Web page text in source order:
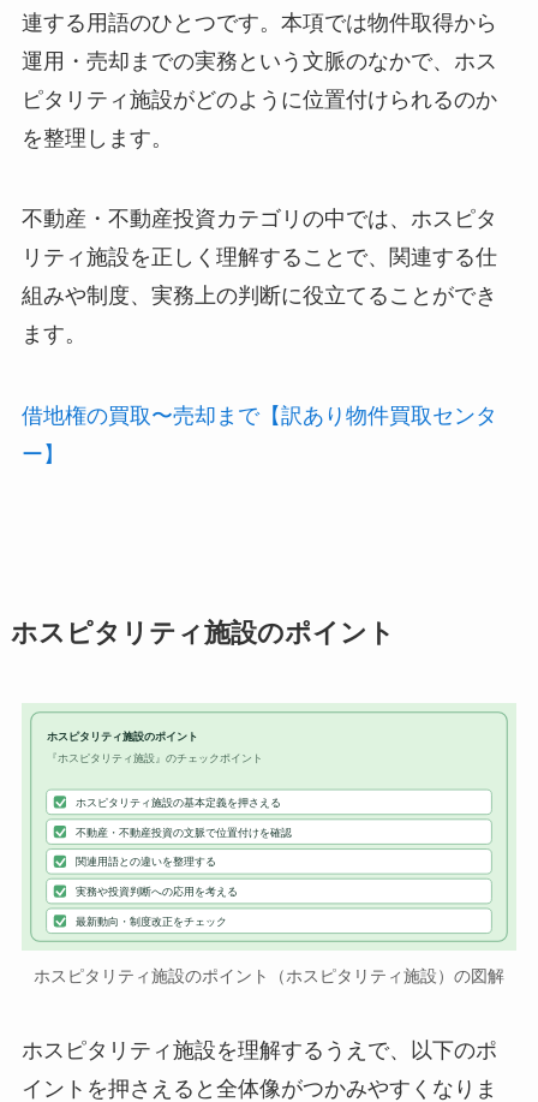
連する用語のひとつです。本項では物件取得から
運用・売却までの実務という文脈のなかで、ホス
ピタリティ施設がどのように位置付けられるのか
を整理します。
不動産・不動産投資カテゴリの中では、ホスピタ
リティ施設を正しく理解することで、関連する仕
組みや制度、実務上の判断に役立てることができ
ます。
借地権の買取〜売却まで【訳あり物件買取センタ
ー】
ホスピタリティ施設のポイント
ホスピタリティ施設のポイント
『ホスピタリティ施設』のチェックポイント
ホスピタリティ施設の基本定義を押さえる
不動産・不動産投資の文脈で位置付けを確認
関連用語との違いを整理する
実務や投資判断への応用を考える
最新動向・制度改正をチェック
ホスピタリティ施設のポイント（ホスピタリティ施設）の図解
ホスピタリティ施設を理解するうえで、以下のポ
イントを押さえると全体像がつかみやすくなりま